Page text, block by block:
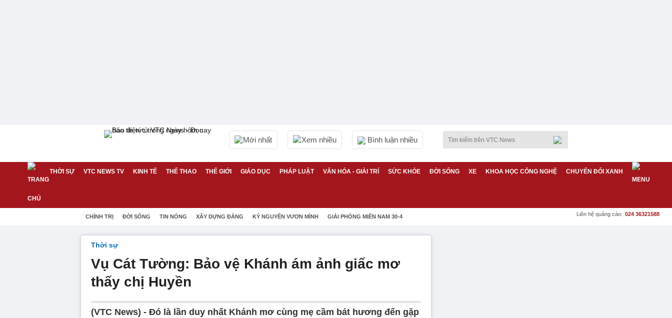
Mới nhất Xem nhiều Bình luận nhiều
THỜI SỰ VTC NEWS TV KINH TẾ THỂ THAO THẾ GIỚI GIÁO DỤC PHÁP LUẬT VĂN HÓA - GIẢI TRÍ SỨC KHỎE ĐỜI SỐNG XE KHOA HỌC CÔNG NGHỆ CHUYỂN ĐỔI XANH
CHÍNH TRỊ ĐỜI SỐNG TIN NÓNG XÂY DỰNG ĐẢNG KỶ NGUYÊN VƯƠN MÌNH GIẢI PHÓNG MIỀN NAM 30-4 Liên hệ quảng cáo: 024 36321588
Thời sự
Vụ Cát Tường: Bảo vệ Khánh ám ảnh giấc mơ
thấy chị Huyền
(VTC News) - Đó là lần duy nhất Khánh mơ cùng mẹ cầm bát hương đến gặp